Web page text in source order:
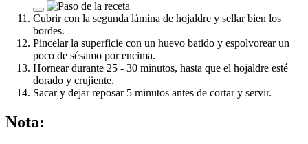
Cubrir con la segunda lámina de hojaldre y sellar bien los
bordes.
Pincelar la superficie con un huevo batido y espolvorear un
poco de sésamo por encima.
Hornear durante 25 - 30 minutos, hasta que el hojaldre esté
dorado y crujiente.
Sacar y dejar reposar 5 minutos antes de cortar y servir.
Nota: